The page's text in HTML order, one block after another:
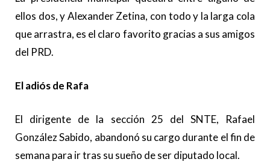
ellos dos, y Alexander Zetina, con todo y la larga cola
que arrastra, es el claro favorito gracias a sus amigos
del PRD.
El adiós de Rafa
El dirigente de la sección 25 del SNTE, Rafael
González Sabido, abandonó su cargo durante el fin de
semana para ir tras su sueño de ser diputado local.